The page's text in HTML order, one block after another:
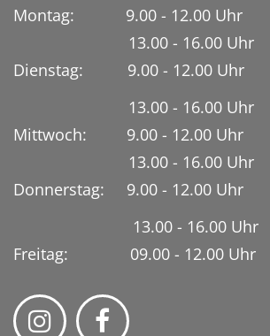
Montag: 9.00 - 12.00 Uhr
13.00 - 16.00 Uhr
Dienstag:
9.00 - 12.00 Uhr
13.00 - 16.00 Uhr
Mittwoch: 9.00 - 12.00 Uhr
13.00 - 16.00 Uhr
Donnerstag: 9.00 - 12.00 Uhr
13.00 - 16.00 Uhr
Freitag: 09.00 - 12.00 Uhr